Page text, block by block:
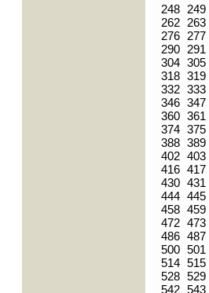
248
249
262
263
276
277
290
291
304 305
318 319
332 333
346 347
360 361
374 375
388 389
402 403
416 417
430 431
444 445
458 459
472 473
486 487
500 501
514 515
528 529
542 543